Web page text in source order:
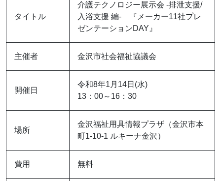
タイトル
介護テクノロジー展示会 ‐排泄支援/
入浴支援 編- 『メーカー11社プレ
ゼンテーションDAY』
主催者 金沢市社会福祉協議会
開催日
令和8年1月14日(水)
13：00～16：30
場所
金沢福祉用具情報プラザ（金沢市本
町1-10-1 ルキーナ金沢）
費用 無料